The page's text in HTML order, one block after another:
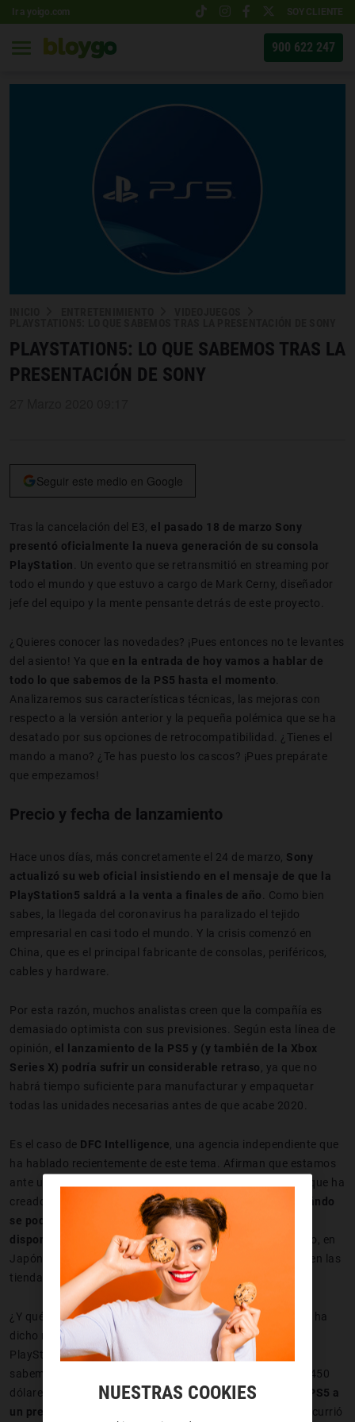
Ir a yoigo.com SOY CLIENTE
900 622 247
PLAYSTATION5: LO QUE SABEMOS TRAS LA
PRESENTACIÓN DE SONY
Seguir este medio en Google
Tras la cancelación del E3, el pasado 18 de marzo Sony
presentó oficialmente la nueva generación de su consola
PlayStation . Un evento que se retransmitió en streaming por
todo el mundo y que estuvo a cargo de Mark Cerny, diseñador
jefe del equipo y la mente pensante detrás de este proyecto.
¿Quieres conocer las novedades? ¡Pues entonces no te levantes
del asiento! Ya que en la entrada de hoy vamos a hablar de
todo lo que sabemos de la PS5 hasta el momento
Analizaremos sus características técnicas, las mejoras con
respecto a la versión anterior y la pequeña polémica que se ha
desatado por sus opciones de retrocompatibilidad. ¿Tienes el
mando a mano? ¿Te has puesto los cascos? ¡Pues prepárate
que empezamos!
Precio y fecha de lanzamiento
Hace unos días, más concretamente el 24 de marzo, Sony
actualizó su web oficial insistiendo en el mensaje de que la
PlayStation5 saldrá a la venta a finales de año . Como bien
sabes, la llegada del coronavirus ha paralizado el tejido
empresarial en casi todo el mundo. Y la crisis comenzó en
China, que es el principal fabricante de consolas, periféricos,
cables y hardware.
Por esta razón, muchos analistas creen que la compañía es
demasiado optimista con sus previsiones. Según esta línea de
opinión, el lanzamiento de la PS5 y (y también de la Xbox
Series X) podría sufrir un considerable retraso , ya que no
habrá tiempo suficiente para manufacturar y empaquetar
todas las unidades necesarias antes de que acabe 2020.
Es el caso de DFC Intelligence , una agencia independiente que
ha hablado recientemente de este tema. Afirman que estamos
ante una crisis sanitaria y económica sin precedentes, lo que ha
creado un enorme estado de incertidumbre.
No saben cuándo
se podrá retomar el flujo de trabajo ni siquiera si habrá
disponibilidad de las consolas ya existentes
. Por ejemplo, en
Japón apenas quedan ya Nintendo Switch para comprar en las
tiendas.
¿Y qué hay del precio de la PS5? Por el momento, Sony no ha
dicho nada sobre lo que costará la nueva generación de
PlayStation. Pero gracias al periodista Takashi Mochizuki
sabemos lo que vale fabricar cada unidad: en torno a los 450
dólares.
Lo más probable es que Sony decida vender la PS5 a
un precio prácticamente de costo
. Algo similar a lo que ocurrió
NUESTRAS COOKIES